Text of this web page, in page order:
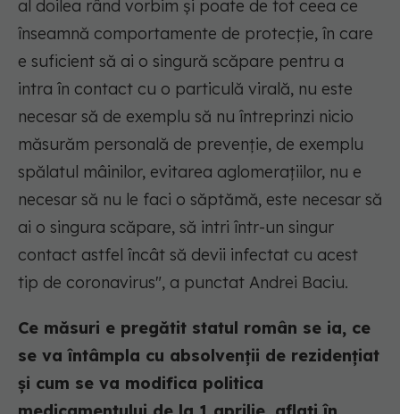
al doilea rând vorbim și poate de tot ceea ce
înseamnă comportamente de protecție, în care
e suficient să ai o singură scăpare pentru a
intra în contact cu o particulă virală, nu este
necesar să de exemplu să nu întreprinzi nicio
măsurăm personală de prevenție, de exemplu
spălatul mâinilor, evitarea aglomerațiilor, nu e
necesar să nu le faci o săptămă, este necesar să
ai o singura scăpare, să intri într-un singur
contact astfel încât să devii infectat cu acest
tip de coronavirus", a punctat Andrei Baciu.
Ce măsuri e pregătit statul român se ia, ce
se va întâmpla cu absolvenții de rezidențiat
și cum se va modifica politica